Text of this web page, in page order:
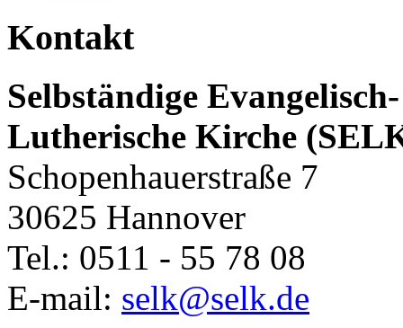
Kontakt
Selbständige Evangelisch-
Lutherische Kirche
Schopenhauerstraße 7
30625 Hannover
Tel.: 0511 - 55 78 08
E-mail: selk@selk.de